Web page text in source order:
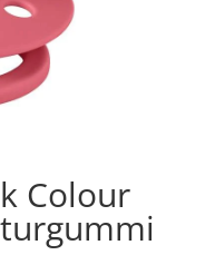
Colour